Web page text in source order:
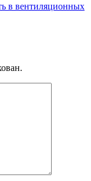
в вентиляционных